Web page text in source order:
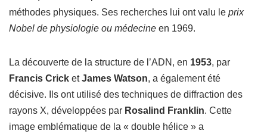
méthodes physiques. Ses recherches lui ont valu le prix
Nobel de physiologie ou médecine en 1969.
La découverte de la structure de l’ADN, en 1953, par
Francis Crick etJames Watson, a également été
décisive. Ils ont utilisé des techniques de diffraction des
rayons X, développées par Rosalind Franklin. Cette
image emblématique de la « double hélice » a